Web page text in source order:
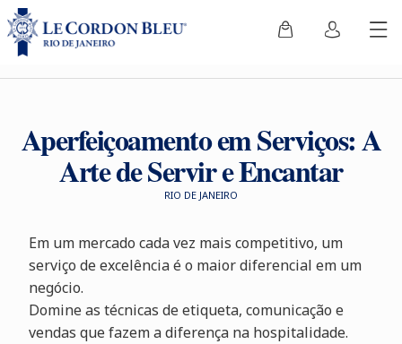
Aperfeiçoamento em Serviços: A
Arte de Servir e Encantar
RIO DE JANEIRO
Em um mercado cada vez mais competitivo, um
serviço de excelência é o maior diferencial em um
negócio.
Domine as técnicas de etiqueta, comunicação e
vendas que fazem a diferença na hospitalidade.